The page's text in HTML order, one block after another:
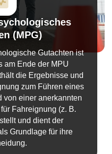
(MPG)
Gutachten ist
am Ende der MPU
die Ergebnisse und
zum Führen eines
von einer anerkannten
Fahreignung (z. B.
und dient der
Grundlage für ihre